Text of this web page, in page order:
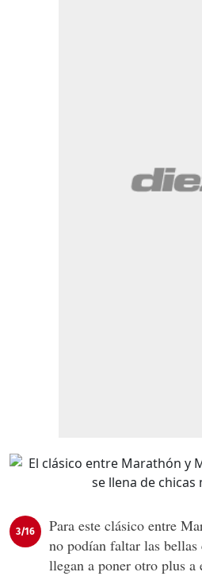
3/16
Para este clásico entre
no podían faltar las bellas
llegan a poner otro plus a